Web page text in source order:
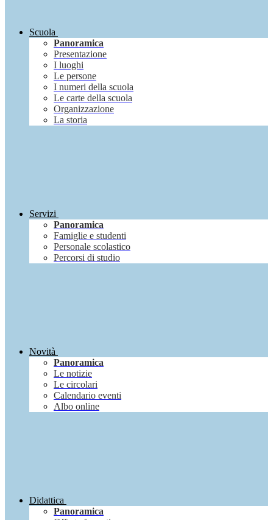
Scuola
Panoramica
Presentazione
I luoghi
Le persone
I numeri della scuola
Le carte della scuola
Organizzazione
La storia
Servizi
Panoramica
Famiglie e studenti
Personale scolastico
Percorsi di studio
Novità
Panoramica
Le notizie
Le circolari
Calendario eventi
Albo online
Didattica
Panoramica